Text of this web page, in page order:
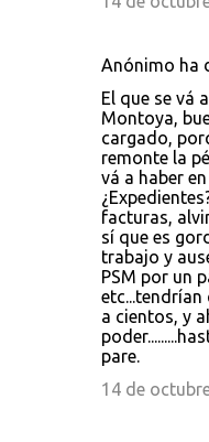
Anónimo ha
El que se vá
Montoya,
cargado,
remonte la
vá a haber
facturas,
sí que es
trabajo y
PSM por un
etc...tendrían
a cientos, y
pare.
14 de